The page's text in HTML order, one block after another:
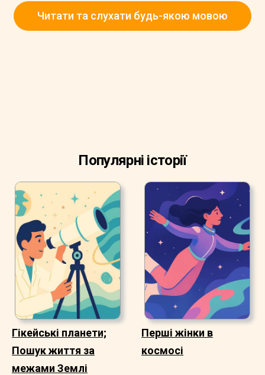
Читати та слухати будь-якою мовою
Популярні історії
Гікейські планети;
Пошук життя за
межами Землі
Перші жінки в
космосі